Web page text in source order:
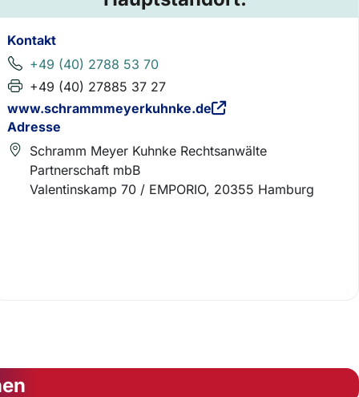
Kontakt
+49 (40) 2788 53 70
+49 (40) 27885 37 27
www.schrammmeyerkuhnke.de
Adresse
Schramm Meyer Kuhnke Rechtsanwälte
Partnerschaft mbB
Valentinskamp 70 / EMPORIO, 20355 Hamburg